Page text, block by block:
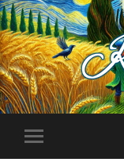
Toggle
mobile